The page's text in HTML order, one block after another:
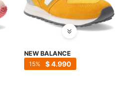
NEW BALANCE
$4.990
15